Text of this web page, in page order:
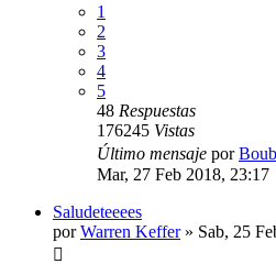
1
2
3
4
5
48 Respuestas
176245 Vistas
Último mensaje por
Mar, 27 Feb 2018, 23:17
Saludeteeees
porWarren Keffer» Sab, 25